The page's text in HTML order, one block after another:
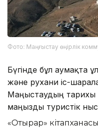
Фото: Маңғыстау өңірлік
Бүгінде бұл аумақта
және рухани іс-
Маңғыстаудың
маңызды туристік
«Отырар»